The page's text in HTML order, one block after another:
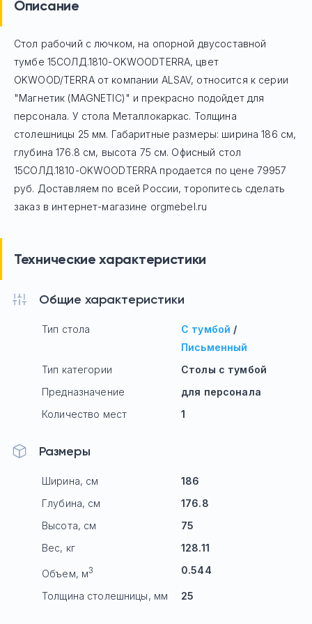
Описание
Стол рабочий с лючком, на опорной двусоставной
тумбе 15СОЛД.1810-OKWOODTERRA, цвет
OKWOOD/TERRAот компании ALSAV, относится к серии
"Магнетик (MAGNETIC)" и прекрасно подойдет для
персонала. У стола Mеталлокаркас. Толщина
столешницы 25 мм. Габаритные размеры: ширина 186 см,
глубина 176.8 см, высота 75 см. Офисный стол
15СОЛД.1810-OKWOODTERRA продается по цене 79957
руб. Доставляем по всей России, торопитесь сделать
заказ в интернет-магазине orgmebel.ru
Технические характеристики
Общие характеристики
Тип стола С тумбой /
Письменный
Тип категории
Столы с тумбой
Предназначение
для персонала
Количество мест
1
Размеры
Ширина, см
186
Глубина, см
176.8
Высота, см
75
Вес, кг
128.11
Объем, м3 0.544
Толщина столешницы, мм 25